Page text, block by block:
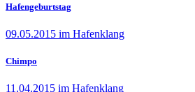
Hafengeburtstag
09.05.2015 im Hafenklang
Chimpo
11.04.2015 im Hafenklang